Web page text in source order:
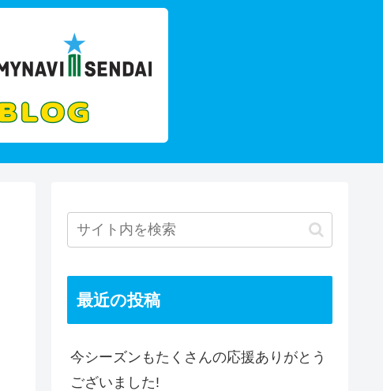
最近の投稿
今シーズンもたくさんの応援ありがとう
ございました!